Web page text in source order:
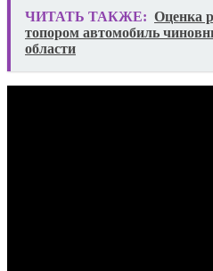
ЧИТАТЬ ТАКЖЕ: Оценка
топором автомобиль
области